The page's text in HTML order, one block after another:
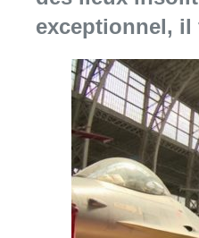
06 août 2026Consulter
Saint-Géry :
Senne et une
classés au